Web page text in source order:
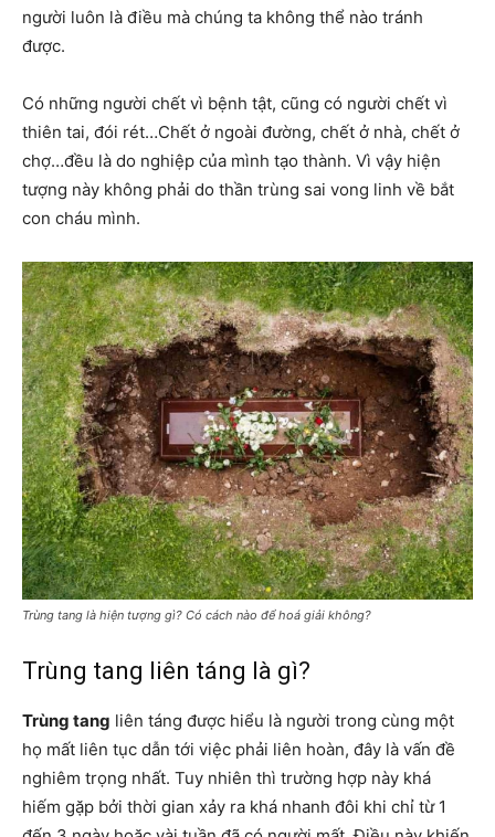
người luôn là điều mà chúng ta không thể nào tránh
được.
Có những người chết vì bệnh tật, cũng có người chết vì
thiên tai, đói rét…Chết ở ngoài đường, chết ở nhà, chết ở
chợ…đều là do nghiệp của mình tạo thành. Vì vậy hiện
tượng này không phải do thần trùng sai vong linh về bắt
con cháu mình.
Trùng tang là hiện tượng gì? Có cách nào để hoá giải không?
Trùng tang liên táng là gì?
Trùng tang liên táng được hiểu là người trong cùng một
họ mất liên tục dẫn tới việc phải liên hoàn, đây là vấn đề
nghiêm trọng nhất. Tuy nhiên thì trường hợp này khá
hiếm gặp bởi thời gian xảy ra khá nhanh đôi khi chỉ từ 1